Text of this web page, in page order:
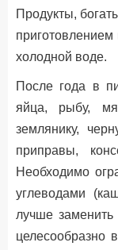
Продукты,
холодной воде.
После года в
яйца, рыбу,
землянику,
приправы,
Необходимо
углеводами
лучше
целесообразно